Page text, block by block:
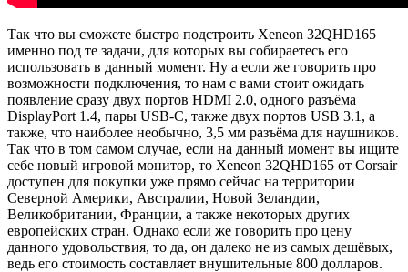
Так что вы сможете быстро подстроить Xeneon 32QHD165
именно под те задачи, для которых вы собираетесь его
использовать в данный момент. Ну а если же говорить про
возможности подключения, то нам с вами стоит ожидать
появление сразу двух портов HDMI 2.0, одного разъёма
DisplayPort 1.4, пары USB-C, также двух портов USB 3.1, а
также, что наиболее необычно, 3,5 мм разъёма для наушников.
Так что в том самом случае, если на данный момент вы ищите
себе новый игровой монитор, то Xeneon 32QHD165 от Corsair
доступен для покупки уже прямо сейчас на территории
Северной Америки, Австралии, Новой Зеландии,
Великобритании, Франции, а также некоторых других
европейских стран. Однако если же говорить про цену
данного удовольствия, то да, он далеко не из самых дешёвых,
ведь его стоимость составляет внушительные 800 долларов.